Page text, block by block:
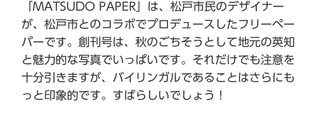
「MATSUDO PAPER」は、松戸市民のデザイナー
が、松戸市とのコラボでプロデュースしたフリーペー
パーです。創刊号は、秋のごちそうとして地元の英知
と魅力的な写真でいっぱいです。それだけでも注意を
十分引きますが、バイリンガルであることはさらにも
っと印象的です。すばらしいでしょう！